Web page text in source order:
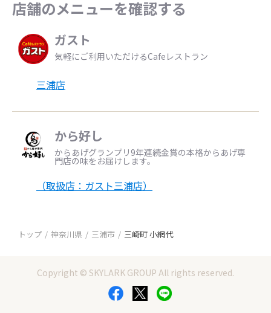
店舗のメニューを確認する
ガスト
気軽にご利用いただけるCafeレストラン
三浦店
から好し
からあげグランプリ9年連続金賞の本格からあげ専
門店の味をお届けします。
（取扱店：ガスト三浦店）
トップ 神奈川県 三浦市 三崎町 小網代
Copyright © SKYLARK GROUP All rights reserved.